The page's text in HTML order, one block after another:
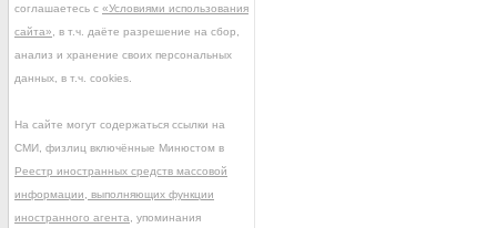
соглашаетесь с «Условиями использования
сайта» , в т.ч. даёте разрешение на сбор,
анализ и хранение своих персональных
данных, в т.ч. cookies.
На сайте могут содержаться ссылки на
СМИ, физлиц включённые Минюстом в
Реестр иностранных средств массовой
информации, выполняющих функции
иностранного агента , упоминания